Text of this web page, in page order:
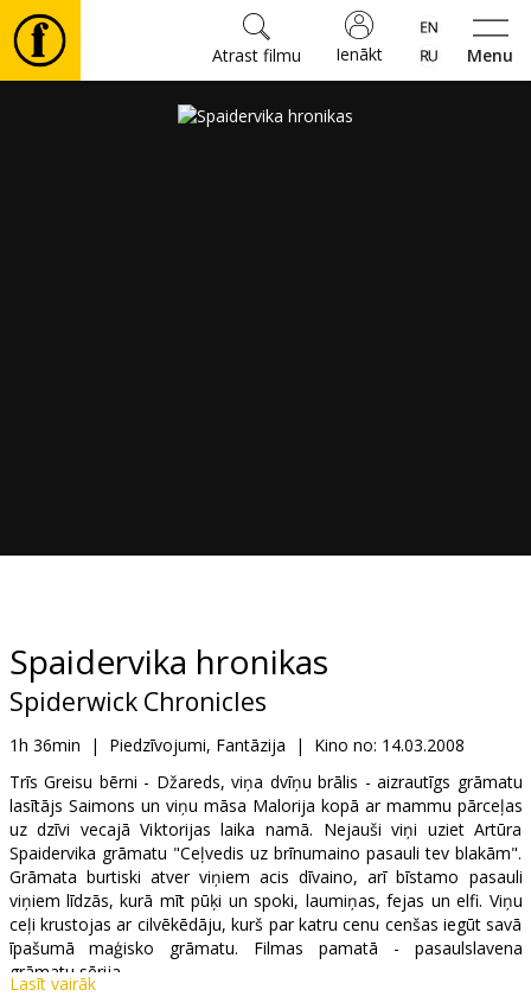
Menu
Ienākt
Atrast filmu
B2B
Kino
Klubs
Spaidervika hronikas
Spiderwick Chronicles
1h 36min | Piedzīvojumi, Fantāzija | Kino no: 14.03.2008
Trīs Greisu bērni - Džareds, viņa dvīņu brālis - aizrautīgs grāmatu
lasītājs Saimons un viņu māsa Malorija kopā ar mammu pārceļas
uz dzīvi vecajā Viktorijas laika namā. Nejauši viņi uziet Artūra
Spaidervika grāmatu "Ceļvedis uz brīnumaino pasauli tev blakām".
Grāmata burtiski atver viņiem acis dīvaino, arī bīstamo pasauli
viņiem līdzās, kurā mīt pūķi un spoki, laumiņas, fejas un elfi. Viņu
ceļi krustojas ar cilvēkēdāju, kurš par katru cenu cenšas iegūt savā
īpašumā maģisko grāmatu. Filmas pamatā - pasaulslavena
grāmatu sērija.
Lasīt vairāk